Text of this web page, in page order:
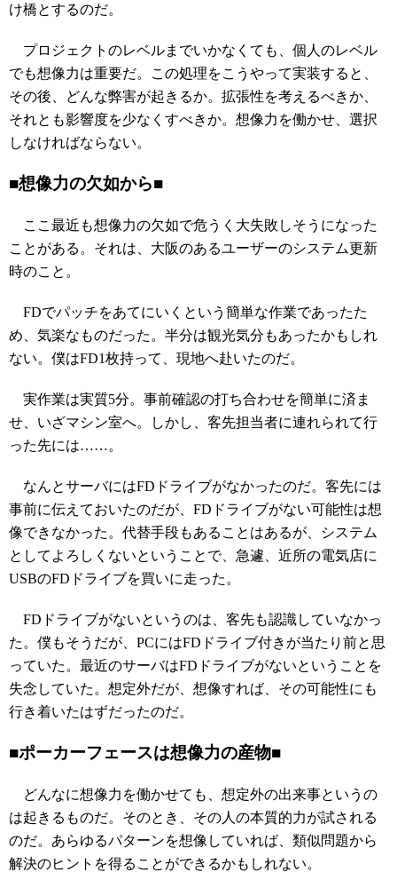
け橋とするのだ。
プロジェクトのレベルまでいかなくても、個人のレベル
でも想像力は重要だ。この処理をこうやって実装すると、
その後、どんな弊害が起きるか。拡張性を考えるべきか、
それとも影響度を少なくすべきか。想像力を働かせ、選択
しなければならない。
■想像力の欠如から■
ここ最近も想像力の欠如で危うく大失敗しそうになった
ことがある。それは、大阪のあるユーザーのシステム更新
時のこと。
FDでパッチをあてにいくという簡単な作業であったた
め、気楽なものだった。半分は観光気分もあったかもしれ
ない。僕はFD1枚持って、現地へ赴いたのだ。
実作業は実質5分。事前確認の打ち合わせを簡単に済ま
せ、いざマシン室へ。しかし、客先担当者に連れられて行
った先には……。
なんとサーバにはFDドライブがなかったのだ。客先には
事前に伝えておいたのだが、FDドライブがない可能性は想
像できなかった。代替手段もあることはあるが、システム
としてよろしくないということで、急遽、近所の電気店に
USBのFDドライブを買いに走った。
FDドライブがないというのは、客先も認識していなかっ
た。僕もそうだが、PCにはFDドライブ付きが当たり前と思
っていた。最近のサーバはFDドライブがないということを
失念していた。想定外だが、想像すれば、その可能性にも
行き着いたはずだったのだ。
■ポーカーフェースは想像力の産物■
どんなに想像力を働かせても、想定外の出来事というの
は起きるものだ。そのとき、その人の本質的力が試される
のだ。あらゆるパターンを想像していれば、類似問題から
解決のヒントを得ることができるかもしれない。